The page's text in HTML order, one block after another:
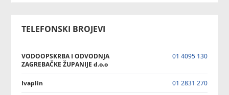
TELEFONSKI BROJEVI
VODOOPSKRBA I ODVODNJA
ZAGREBAČKE ŽUPANIJE d.o.o
01 4095 130
Ivaplin 01 2831 270